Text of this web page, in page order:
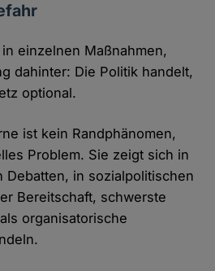
einzelnen Maßnahmen,
dahinter: Die Politik handelt,
optional.
ist kein Randphänomen,
Problem. Sie zeigt sich in
Debatten, in sozialpolitischen
Bereitschaft, schwerste
organisatorische